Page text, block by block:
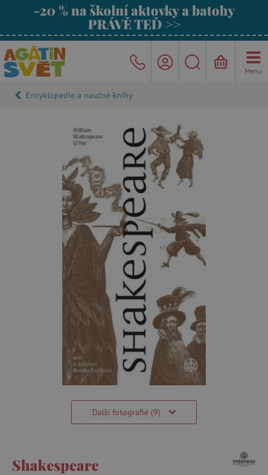
-20 % na školní aktovky a batohy
PRÁVĚ TEĎ >>
Menu
Encyklopedie a naučné knihy
Další fotografie (9)
Shakespeare